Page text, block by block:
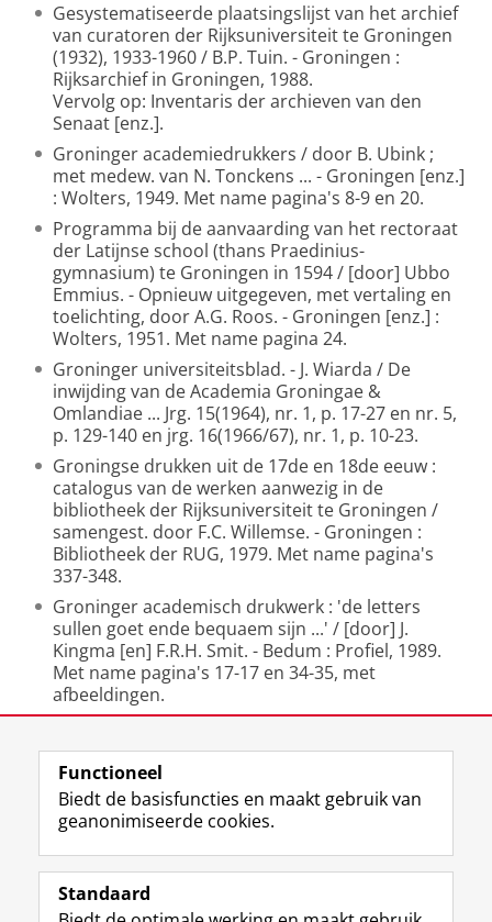
Gesystematiseerde plaatsingslijst van het archief
van curatoren der Rijksuniversiteit te Groningen
(1932), 1933-1960 / B.P. Tuin. - Groningen :
Rijksarchief in Groningen, 1988.
Vervolg op: Inventaris der archieven van den
Senaat [enz.].
Groninger academiedrukkers / door B. Ubink ;
met medew. van N. Tonckens ... - Groningen [enz.]
: Wolters, 1949. Met name pagina's 8-9 en 20.
Programma bij de aanvaarding van het rectoraat
der Latijnse school (thans Praedinius-
gymnasium) te Groningen in 1594 / [door] Ubbo
Emmius. - Opnieuw uitgegeven, met vertaling en
toelichting, door A.G. Roos. - Groningen [enz.] :
Wolters, 1951. Met name pagina 24.
Groninger universiteitsblad. - J. Wiarda / De
inwijding van de Academia Groningae &
Omlandiae ... Jrg. 15(1964), nr. 1, p. 17-27 en nr. 5,
p. 129-140 en jrg. 16(1966/67), nr. 1, p. 10-23.
Groningse drukken uit de 17de en 18de eeuw :
catalogus van de werken aanwezig in de
bibliotheek der Rijksuniversiteit te Groningen /
samengest. door F.C. Willemse. - Groningen :
Bibliotheek der RUG, 1979. Met name pagina's
337-348.
Groninger academisch drukwerk : 'de letters
sullen goet ende bequaem sijn ...' / [door] J.
Kingma [en] F.R.H. Smit. - Bedum : Profiel, 1989.
Met name pagina's 17-17 en 34-35, met
afbeeldingen.
Laatst gewijzigd: 07 juli 2026 09:42
Volg ons op
M
a
I
n
Functioneel
Biedt de basisfuncties en maakt gebruik van
geanonimiseerde cookies.
Standaard